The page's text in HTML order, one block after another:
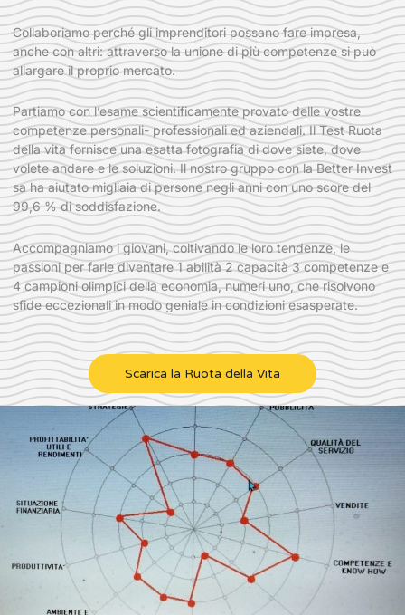
Collaboriamo perché gli imprenditori possano fare impresa,
anche con altri: attraverso la unione di più competenze si può
allargare il proprio mercato.
Partiamo con l’esame scientificamente provato delle vostre
competenze personali- professionali ed aziendali. Il Test Ruota
della vita fornisce una esatta fotografia di dove siete, dove
volete andare e le soluzioni. Il nostro gruppo con la Better Invest
sa ha aiutato migliaia di persone negli anni con uno score del
99,6 % di soddisfazione.
Accompagniamo i giovani, coltivando le loro tendenze, le
passioni per farle diventare 1 abilità 2 capacità 3 competenze e
4 campioni olimpici della economia, numeri uno, che risolvono
sfide eccezionali in modo geniale in condizioni esasperate.
Scarica la Ruota della Vita